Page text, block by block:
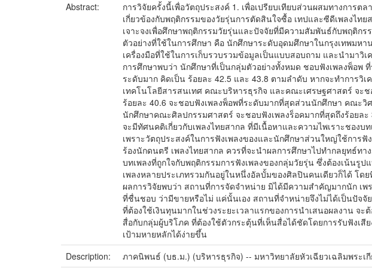
Abstract:
การวิจัยครั้งนี้เพื่อวัตถุประสงค์ 1. เพื่อเปรียบเทียบส่วนผสมทางการ
เกี่ยวข้องกับพฤติกรรมของวัยรุ่นการตัดสินใจซื้อ เทปและซีดีเพลงไท
เจาะจงเพื่อศึกษาพฤติกรรมวัยรุ่นและปัจจัยที่มีความสัมพันธ์กับพฤติก
ตัวอย่างที่ใช้ในการศึกษา คือ นักศึกษาระดับอุดมศึกษาในกรุงเทพม
เครื่องมือที่ใช้ในการเก็บรวบรวมข้อมูลเป็นแบบสอบถาม และนำมาวิ
การศึกษาพบว่า นักศึกษาที่เป็นกลุ่มตัวอย่างทั้งหมด ชอบฟังเพลงพ็อ
ระดับมาก คิดเป็น ร้อยละ 42.5 และ 43.8 ตามลำดับ หากจะทำกา
เทคโนโลยีสารสนเทศ คณะบริหารธุรกิจ และคณะเศรษฐศาสตร์ จะ
ร้อยละ 40.6 จะชอบฟังเพลงพ็อพที่ระดับมากที่สุดส่วนนักศึกษา คณะ
นักศึกษาคณะศิลปกรรมศาสตร์ จะชอบฟังเพลงร็อคมากที่สุดถึงร้อย
จะมีทัศนคติเกี่ยวกับเพลงไทยสากล ที่มีเนื้อหาและความไพเราะชอง
เพราะวัตถุประสงค์ในการฟังเพลงของและนักศึกษาส่วนใหญ่ใช้การ
ร้องนักดนตรี เพลงไทยสากล ควรที่จะนำผลการศึกษาไปทำกลยุทธ์ท
บทเพลงที่ถูกใจกับพฤติกรรมการฟังเพลงของกลุ่มวัยรุ่น ซึ่งต้องเน้นรู
เพลงหลายประเภทรวมกันอยู่ในหนึ่งอัลบั้มของศิลปินคนเดียวก็ได้ โ
ผลการวิจัยพบว่า สถานที่การจัดจำหน่าย มิได้มีความสำคัญมากนัก เ
ที่ชื่นชอบ ว่ามีขายหรือไม่ แค่นั้นเอง สถานที่จำหน่ายจึงไม่ได้เป็นปั
ที่ต้องใช้เงินทุนมากในช่วงระยะเวลาแรกของการนำเสนอผลงาน จ
สื่อกับกลุ่มผู้บริโภค ที่ต้องใช้ตัวกระตุ้นที่เห็นสื่อได้ชัดโดยการรับฟังเ
เป้ามหายหลักได้ง่ายขึ้น
Description:
ภาคนิพนธ์ (บธ.ม.) (บริหารธุรกิจ) -- มหาวิทยาลัยหัวเฉียวเฉลิมพระเ